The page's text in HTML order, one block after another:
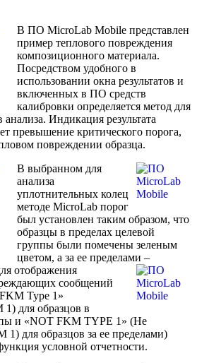
В ПО MicroLab Mobile представлен
пример теплового повреждения
композиционного материала.
Посредством удобного в
использовании окна результатов и
включенных в ПО средств
калибровки определяется метод для
Индикация результата
превышение критического порога,
повреждении образца.
В выбранном для
анализа
уплотнительных колец
методе MicroLab порог
был установлен таким образом, что
образцы в пределах целевой
группы были помечены зеленым
цветом, а за ее пределами –
отображения
сообщений
Type 1»
для образцов в
и «NOT FKM TYPE 1» (Не
1) для образцов за ее пределами)
условной отчетности.